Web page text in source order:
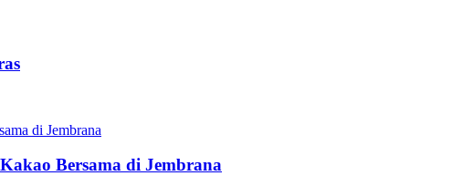
Bersama di Jembrana